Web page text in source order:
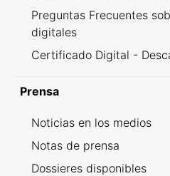
Preguntas Frecuentes
digitales
Certificado Digital -
Prensa
Noticias en los medios
Notas de prensa
Dossieres disponibles